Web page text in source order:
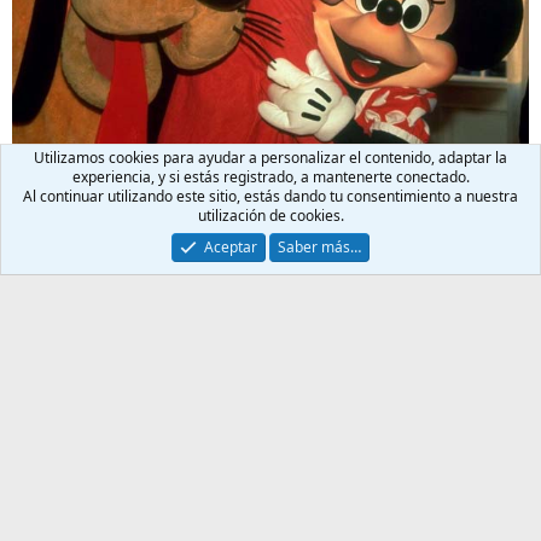
Debes iniciar sesión o registrarte para responder aquí.
Facebook
X BlueskyLinkedInPinterestTumblr
Utilizamos cookies para ayudar a personalizar el contenido, adaptar la
experiencia, y si estás registrado, a mantenerte conectado.
Al continuar utilizando este sitio, estás dando tu consentimiento a nuestra
utilización de cookies.
Aceptar
Saber más…